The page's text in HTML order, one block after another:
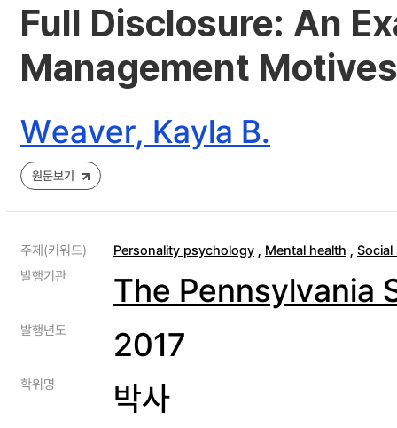
Full Disclosure: An
Management
Weaver, Kayla B.
원문보기
주제(키워드) Personality psychology , Mental health ,
발행기관
The Pennsylvania
발행년도 2017
학위명 박사